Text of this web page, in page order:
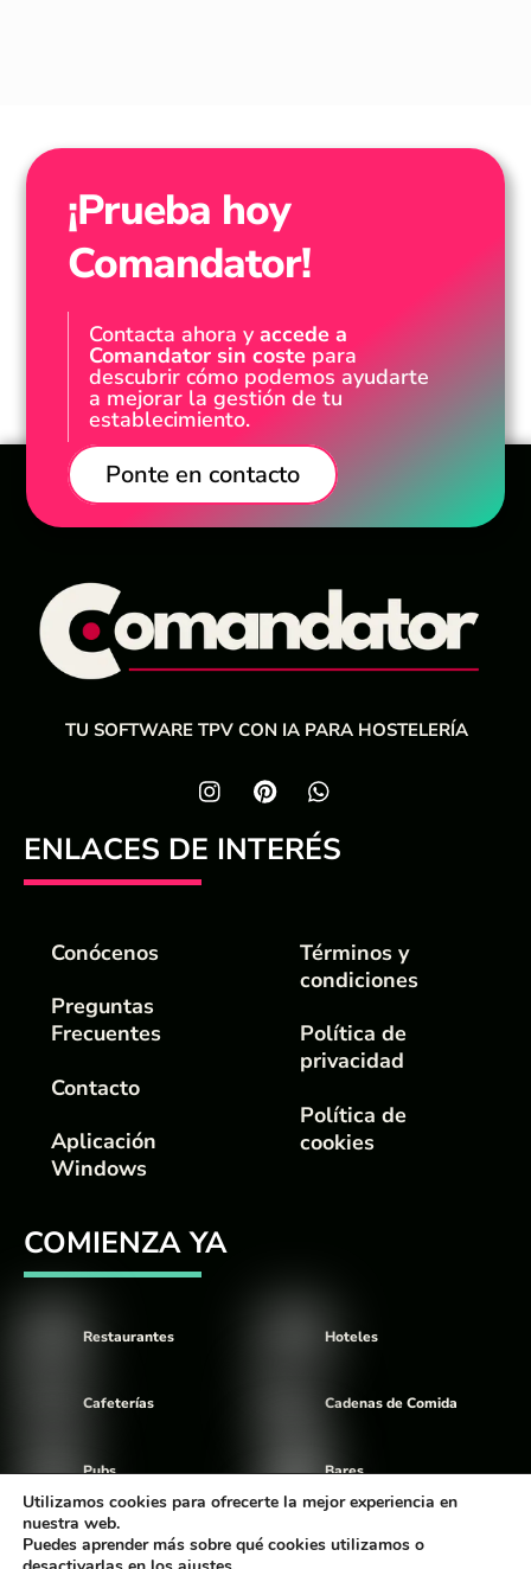
¡Prueba hoy
Comandator!
Contacta ahora yaccede a
Comandator sin coste para
descubrir cómo podemos ayudarte
a mejorar la gestión de tu
establecimiento.
Ponte en contacto
TU SOFTWARE TPV CON IA PARA HOSTELERÍA
ENLACES DE INTERÉS
Conócenos
Preguntas
Frecuentes
Contacto
Aplicación
Windows
Términos y
condiciones
Política de
privacidad
Política de
cookies
COMIENZA YA
Restaurantes
Cafeterías
Pubs
Food Trucks
Hoteles
Cadenas de Comida
Bares
Discotecas
Utilizamos cookies para ofrecerte la mejor experiencia en
nuestra web.
Puedes aprender más sobre qué cookies utilizamos o